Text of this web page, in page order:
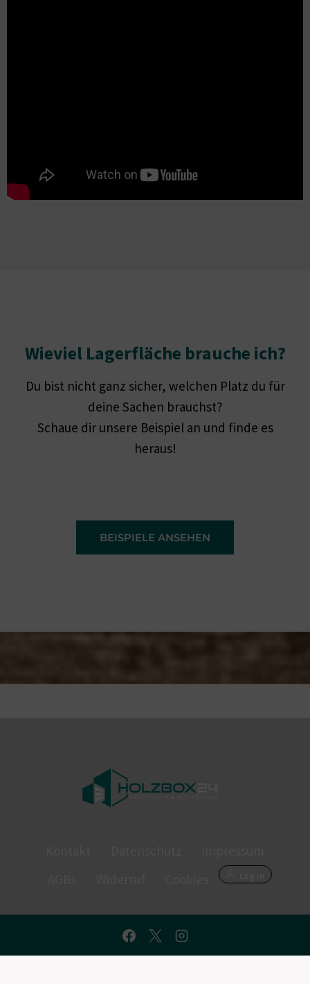
Wieviel Lagerfläche brauche ich?
Du bist nicht ganz sicher, welchen Platz du für
deine Sachen brauchst?
Schaue dir unsere Beispiel an und finde es
heraus!
BEISPIELE ANSEHEN